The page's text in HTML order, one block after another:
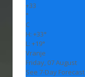
+33
°
C
H: +33°
L: +19°
Vranje
Friday, 07 August
See 7-Day Forecast